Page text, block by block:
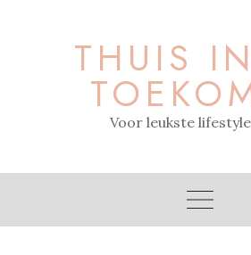
THUIS
Voor leukste